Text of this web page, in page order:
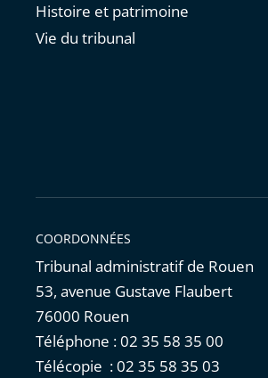
Histoire et patrimoine
Vie du tribunal
COORDONNÉES
Tribunal administratif de Rouen
53, avenue Gustave Flaubert
76000 Rouen
Téléphone : 02 35 58 35 00
Télécopie : 02 35 58 35 03